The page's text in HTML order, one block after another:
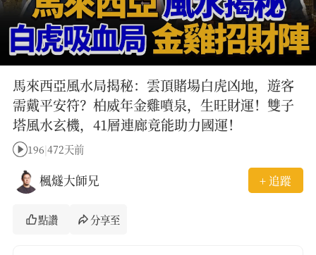
馬來西亞風水局揭秘：雲頂賭場白虎凶地，遊客
需戴平安符？柏威年金雞噴泉，生旺財運！雙子
塔風水玄機，41層連廊竟能助力國運！
196 |472天前
楓燧大師兄 + 追蹤
點讚 分享至